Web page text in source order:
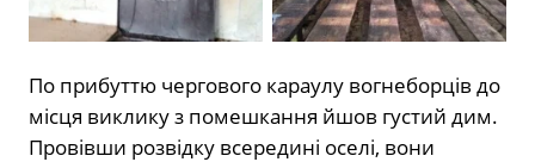
По прибуттю чергового караулу вогнеборців до
місця виклику з помешкання йшов густий дим.
Провівши розвідку всередині оселі, вони